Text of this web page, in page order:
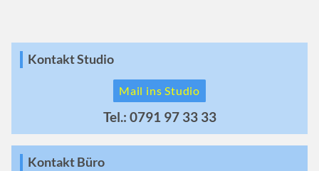
Kontakt Studio
Mail ins Studio
Tel.: 0791 97 33 33
Kontakt Büro